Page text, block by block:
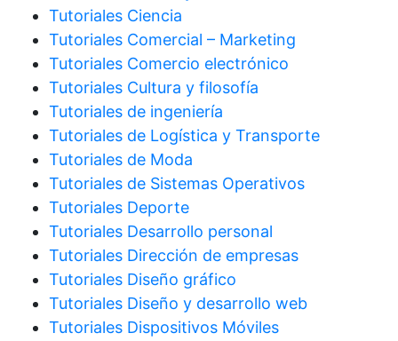
Tutoriales Ciencia
Tutoriales Comercial – Marketing
Tutoriales Comercio electrónico
Tutoriales Cultura y filosofía
Tutoriales de ingeniería
Tutoriales de Logística y Transporte
Tutoriales de Moda
Tutoriales de Sistemas Operativos
Tutoriales Deporte
Tutoriales Desarrollo personal
Tutoriales Dirección de empresas
Tutoriales Diseño gráfico
Tutoriales Diseño y desarrollo web
Tutoriales Dispositivos Móviles